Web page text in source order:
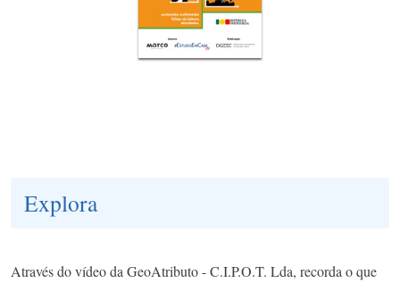
Explora
Através do vídeo da GeoAtributo - C.I.P.O.T. Lda, recorda o que